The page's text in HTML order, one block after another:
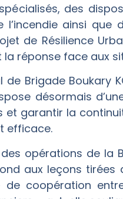
des
ainsi que
de Résilience
réponse face aux
Brigade Boukary
désormais
garantir la
efficace.
opérations de la
aux leçons tirées
coopération